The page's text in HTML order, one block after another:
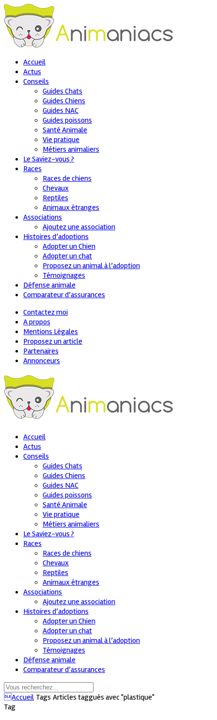
Accueil
Actus
Conseils
Guides Chats
Guides Chiens
Guides NAC
Guides poissons
Santé Animale
Vie pratique
Métiers animaliers
Le Saviez-vous ?
Races
Races de chiens
Chevaux
Reptiles
Animaux étranges
Associations
Ajoutez une association
Histoires d’adoptions
Adopter un Chien
Adopter un chat
Proposez un animal à l’adoption
Témoignages
Défense animale
Comparateur d’assurances
Contactez moi
A propos
Mentions Légales
Proposez un article
Partenaires
Annonceurs
Accueil
Actus
Conseils
Guides Chats
Guides Chiens
Guides NAC
Guides poissons
Santé Animale
Vie pratique
Métiers animaliers
Le Saviez-vous ?
Races
Races de chiens
Chevaux
Reptiles
Animaux étranges
Associations
Ajoutez une association
Histoires d’adoptions
Adopter un Chien
Adopter un chat
Proposez un animal à l’adoption
Témoignages
Défense animale
Comparateur d’assurances
Accueil Tags Articles taggués avec "plastique"
Tag